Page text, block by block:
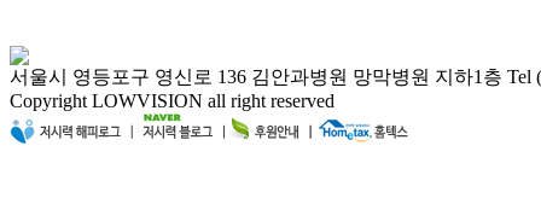
서울시 영등포구 영신로 136 김안과병원 망막병원 지하1층 Tel
Copyright LOWVISION all right reserved